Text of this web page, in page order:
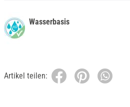
Wasserbasis
Artikel teilen: